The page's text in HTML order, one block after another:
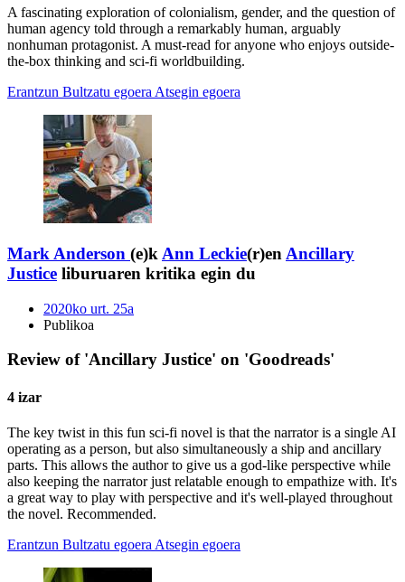
A fascinating exploration of colonialism, gender, and the question of
human agency told through a remarkably human, arguably
nonhuman protagonist. A must-read for anyone who enjoys outside-
the-box thinking and sci-fi worldbuilding.
Erantzun Bultzatu egoera Atsegin egoera
Mark Anderson (e)k Ann Leckie(r)en Ancillary
Justice liburuaren kritika egin du
2020ko urt. 25a
Publikoa
Review of 'Ancillary Justice' on 'Goodreads'
4 izar
The key twist in this fun sci-fi novel is that the narrator is a single AI
operating as a person, but also simultaneously a ship and ancillary
parts. This allows the author to give us a god-like perspective while
also keeping the narrator just relatable enough to empathize with. It's
a great way to play with perspective and it's well-played throughout
the novel. Recommended.
Erantzun Bultzatu egoera Atsegin egoera